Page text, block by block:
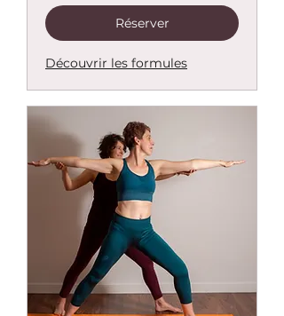
Réserver
Découvrir les formules